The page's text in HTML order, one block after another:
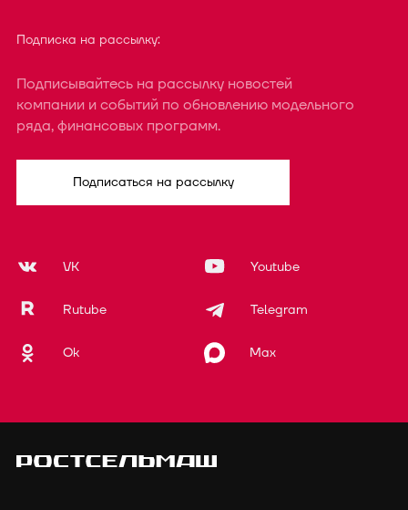
Подписка на рассылку:
Подписывайтесь на рассылку новостей
компании и событий по обновлению модельного
ряда, финансовых программ.
Подписаться на рассылку
VK Youtube
Rutube Telegram
Ok Max